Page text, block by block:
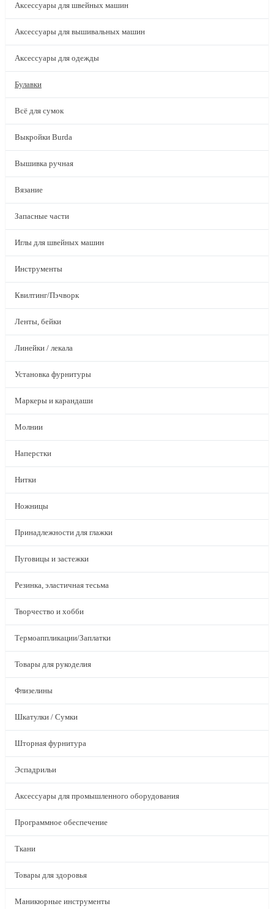
Аксессуары для швейных машин
Аксессуары для вышивальных машин
Аксессуары для одежды
Булавки
Всё для сумок
Выкройки Burda
Вышивка ручная
Вязание
Запасные части
Иглы для швейных машин
Инструменты
Квилтинг/Пэчворк
Ленты, бейки
Линейки / лекала
Установка фурнитуры
Маркеры и карандаши
Молнии
Наперстки
Нитки
Ножницы
Принадлежности для глажки
Пуговицы и застежки
Резинка, эластичная тесьма
Творчество и хобби
Термоаппликации/Заплатки
Товары для рукоделия
Флизелины
Шкатулки / Сумки
Шторная фурнитура
Эспадрильи
Аксессуары для промышленного оборудования
Программное обеспечение
Ткани
Товары для здоровья
Маникюрные инструменты